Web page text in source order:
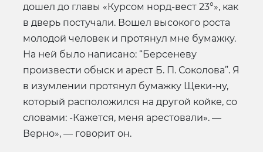
дошел до главы «Курсом норд-вест 23°», как
в дверь постучали. Вошел высокого роста
молодой человек и протянул мне бумажку.
На ней было написано: “Берсеневу
произвести обыск и арест Б. П. Соколова”. Я
в изумлении протянул бумажку Щеки-ну,
который расположился на другой койке, со
словами: -Кажется, меня арестовали». —
Верно», — говорит он.